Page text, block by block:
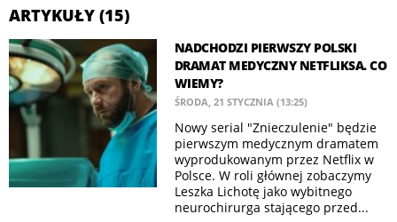
ARTYKUŁY (15)
NADCHODZI PIERWSZY POLSKI
DRAMAT MEDYCZNY NETFLIKSA. CO
WIEMY?
ŚRODA, 21 STYCZNIA (13:25)
Nowy serial "Znieczulenie" będzie
pierwszym medycznym dramatem
wyprodukowanym przez Netflix w
Polsce. W roli głównej zobaczymy
Leszka Lichotę jako wybitnego
neurochirurga stającego przed...